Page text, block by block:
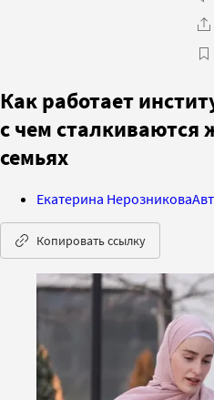
Как работает
с чем
семьях
Екатерина Нерозникова
Копировать ссылку